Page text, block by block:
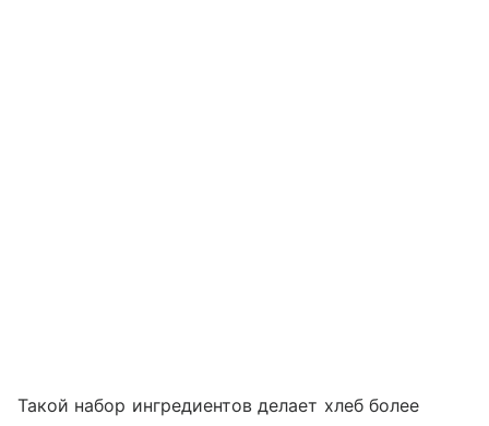
Такой набор ингредиентов делает хлеб более